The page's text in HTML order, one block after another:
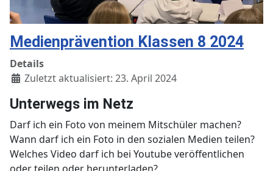
Medienprävention Klassen 8 2024
Details
Zuletzt aktualisiert: 23. April 2024
Unterwegs im Netz
Darf ich ein Foto von meinem Mitschüler machen?
Wann darf ich ein Foto in den sozialen Medien teilen?
Welches Video darf ich bei Youtube veröffentlichen